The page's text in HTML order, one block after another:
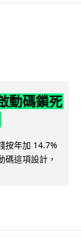
動碼鎖死
按年加 14.7%
碼這項設計，